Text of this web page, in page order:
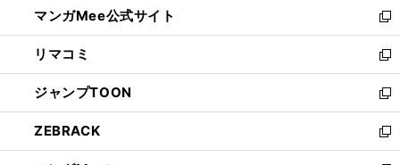
く
ド
ウ
で
開
く
ィ
ン
ド
ウ
で
開
く
い
ウ
ィ
ン
ド
ウ
で
開
マンガMee公式サイト
新
し
い
ウ
ィ
ン
ド
ウ
リマコミ
新
し
い
ウ
ィ
ン
ジャンプTOON
新
し
い
ウ
ZEBRACK
新
し